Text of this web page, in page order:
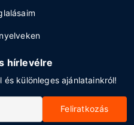
hírlevélre
különleges ajánlatainkról!
Feliratkozás